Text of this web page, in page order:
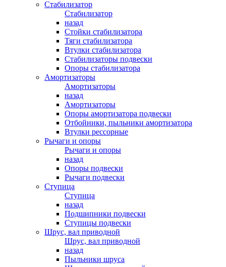
Стабилизатор
Стабилизатор
назад
Стойки стабилизатора
Тяги стабилизатора
Втулки стабилизатора
Стабилизаторы подвески
Опоры стабилизатора
Амортизаторы
Амортизаторы
назад
Амортизаторы
Опоры амортизатора подвески
Отбойники, пыльники амортизатора
Втулки рессорные
Рычаги и опоры
Рычаги и опоры
назад
Опоры подвески
Рычаги подвески
Ступица
Ступица
назад
Подшипники подвески
Ступицы подвески
Шрус, вал приводной
Шрус, вал приводной
назад
Пыльники шруса